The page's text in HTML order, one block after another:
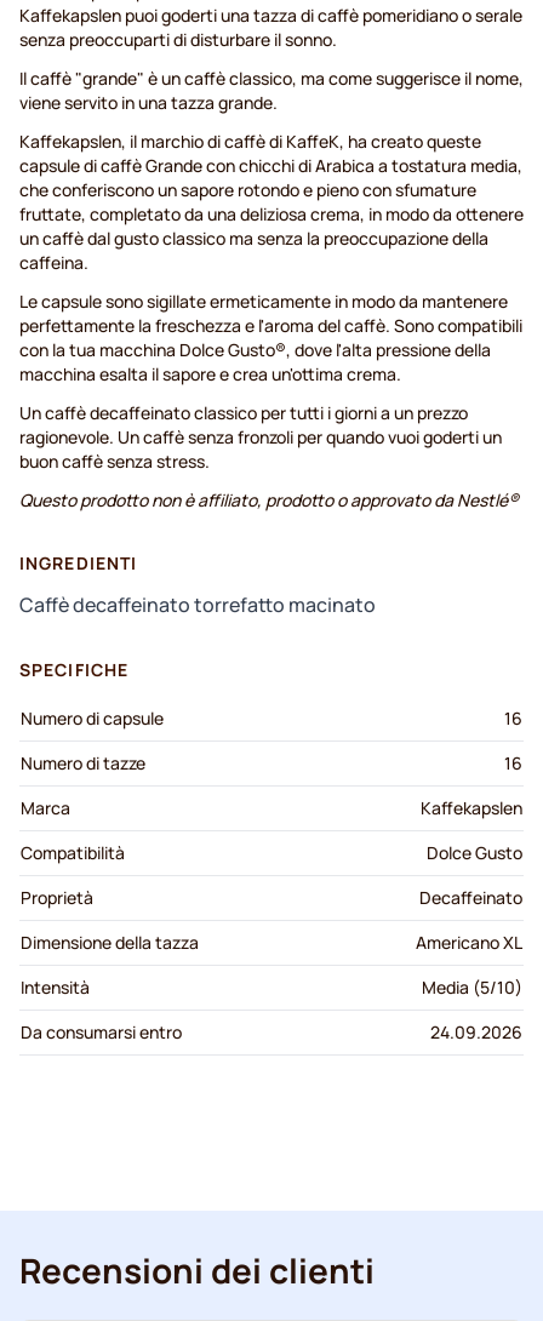
Kaffekapslen puoi goderti una tazza di caffè pomeridiano o serale
senza preoccuparti di disturbare il sonno.
Il caffè "grande" è un caffè classico, ma come suggerisce il nome,
viene servito in una tazza grande.
Kaffekapslen, il marchio di caffè di KaffeK, ha creato queste
capsule di caffè Grande con chicchi di Arabica a tostatura media,
che conferiscono un sapore rotondo e pieno con sfumature
fruttate, completato da una deliziosa crema, in modo da ottenere
un caffè dal gusto classico ma senza la preoccupazione della
caffeina.
Le capsule sono sigillate ermeticamente in modo da mantenere
perfettamente la freschezza e l'aroma del caffè. Sono compatibili
con la tua macchina Dolce Gusto®, dove l'alta pressione della
macchina esalta il sapore e crea un'ottima crema.
Un caffè decaffeinato classico per tutti i giorni a un prezzo
ragionevole. Un caffè senza fronzoli per quando vuoi goderti un
buon caffè senza stress.
Questo prodotto non è affiliato, prodotto o approvato da Nestlé®
INGREDIENTI
Caffè decaffeinato torrefatto macinato
SPECIFICHE
Numero di capsule
16
Numero di tazze
16
Marca
Kaffekapslen
Compatibilità
Dolce Gusto
Proprietà
Decaffeinato
Dimensione della tazza
Americano XL
Intensità
Media (5/10)
Da consumarsi entro
24.09.2026
Recensioni dei clienti